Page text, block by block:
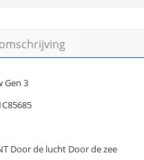
Gen 3
Door de lucht Door de zee